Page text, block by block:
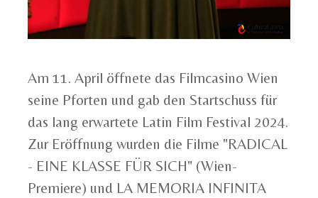
Am 11. April öffnete das Filmcasino Wien
seine Pforten und gab den Startschuss für
das lang erwartete Latin Film Festival 2024.
Zur Eröffnung wurden die Filme "RADICAL
- EINE KLASSE FÜR SICH" (Wien-
Premiere) und LA MEMORIA INFINITA